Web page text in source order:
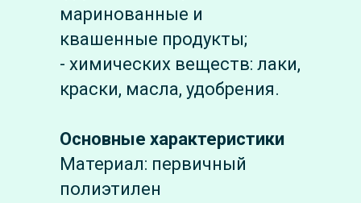
маринованные и
квашенные продукты;
- химических веществ: лаки,
краски, масла, удобрения.
Основные характеристики
Материал: первичный
полиэтилен